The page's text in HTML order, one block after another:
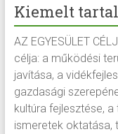
Kiemelt
AZ EGYESÜLET
célja: a működési
javítása, a
gazdasági
kultúra fejlesztése,
ismeretek oktatása,